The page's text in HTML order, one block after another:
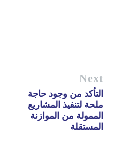
Next
التأكد من وجود حاجة
ملحة لتنفيذ المشاريع
الممولة من الموازنة
المستقلة